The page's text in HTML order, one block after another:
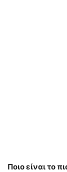
Ποιο είναι το